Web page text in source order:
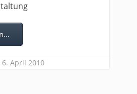
6. April 2010